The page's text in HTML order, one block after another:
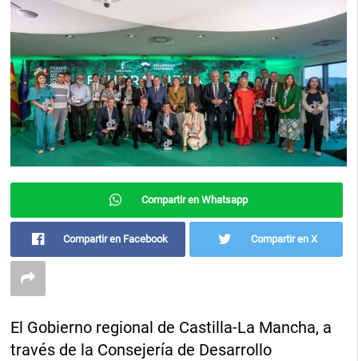
Compartir en Whatsapp
Compartir en Facebook Compartir en X
El Gobierno regional de Castilla-La Mancha, a
través de la Consejería de Desarrollo